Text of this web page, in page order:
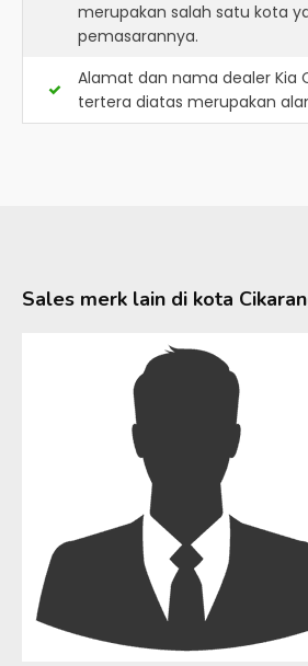
merupakan salah satu kota
pemasarannya.
Alamat dan nama dealer Kia
tertera diatas merupakan
Sales merk lain di kota